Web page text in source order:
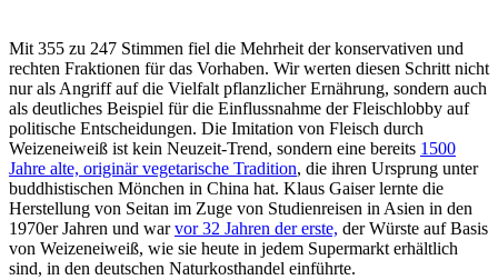
Mit 355 zu 247 Stimmen fiel die Mehrheit der konservativen und
rechten Fraktionen für das Vorhaben. Wir werten diesen Schritt nicht
nur als Angriff auf die Vielfalt pflanzlicher Ernährung, sondern auch
als deutliches Beispiel für die Einflussnahme der Fleischlobby auf
politische Entscheidungen. Die Imitation von Fleisch durch
Weizeneiweiß ist kein Neuzeit-Trend, sondern eine bereits 1500
Jahre alte, originär vegetarische Tradition, die ihren Ursprung unter
buddhistischen Mönchen in China hat. Klaus Gaiser lernte die
Herstellung von Seitan im Zuge von Studienreisen in Asien in den
1970er Jahren und warvor 32 Jahren der erste, der Würste auf Basis
von Weizeneiweiß, wie sie heute in jedem Supermarkt erhältlich
sind, in den deutschen Naturkosthandel einführte.